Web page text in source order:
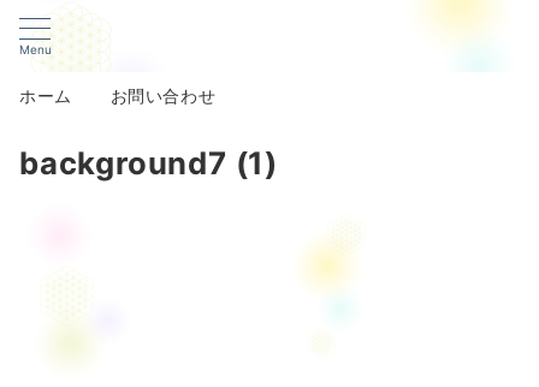
Menu
ホーム お問い合わせ
background7 (1)